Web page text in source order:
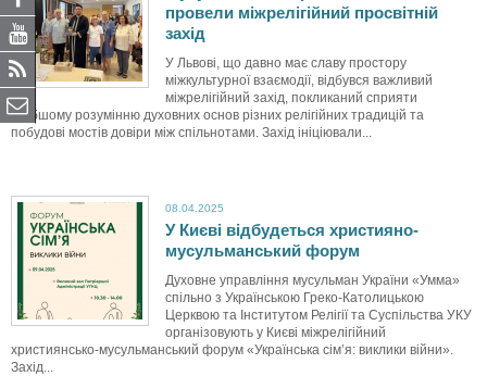
к
о
в
п
е
провели міжрелігійний просвітній
захід
У Львові, що давно має славу простору
міжкультурної взаємодії, відбувся важливий
міжрелігійний захід, покликаний сприяти
глибшому розумінню духовних основ різних релігійних традицій та
побудові мостів довіри між спільнотами. Захід ініціювали...
08.04.2025
У Києві відбудеться християно-
мусульманський форум
Духовне управління мусульман України «Умма»
спільно з Українською Греко-Католицькою
Церквою та Інститутом Релігії та Суспільства УКУ
організовують у Києві міжрелігійний
християнсько-мусульманський форум «Українська сім’я: виклики війни».
Захід...